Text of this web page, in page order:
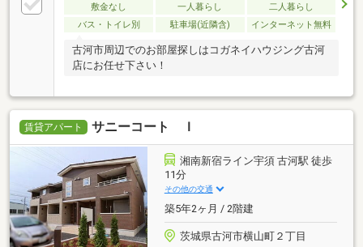
敷金なし 一人暮らし
二人暮らし
バス・トイレ別
駐車場(近隣含) インターネット無料
古河市周辺でのお部屋探しはコガネイハウジング古河
店にお任せ下さい！
賃貸アパート サニーコート Ｉ
湘南新宿ライン宇須 古河駅 徒歩
11分
その他の交通
築5年2ヶ月 / 2階建
茨城県古河市横山町２丁目